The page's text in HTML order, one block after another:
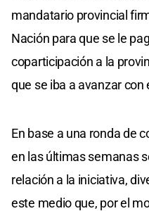
mandatario provincial
Nación para que se le
coparticipación a la
que se iba a avanzar con
En base a una ronda de
en las últimas semanas
relación a la iniciativa,
este medio que, por el